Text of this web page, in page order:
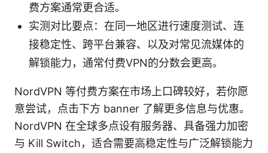
费方案通常更合适。
实测对比要点：在同一地区进行速度测试、连
接稳定性、跨平台兼容、以及对常见流媒体的
解锁能力，通常付费VPN的分数会更高。
NordVPN 等付费方案在市场上口碑较好，若你愿
意尝试，点击下方 banner 了解更多信息与优惠。
NordVPN 在全球多点设有服务器、具备强力加密
与 Kill Switch，适合需要高稳定性与广泛解锁能力